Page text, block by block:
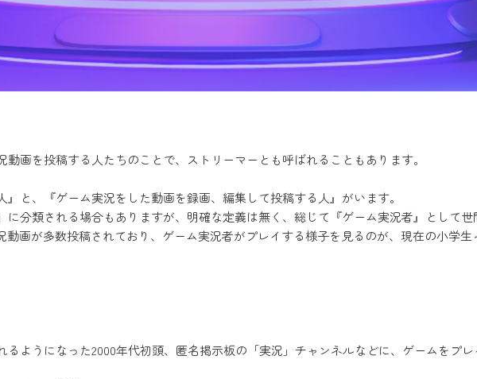
画を投稿する人たちのことで、ストリーマーとも呼ばれることもあります。
』と、『ゲーム実況をした動画を録画、編集して投稿する人』がいます。
分類される場合もありますが、明確な定義は無く、総じて『ゲーム実況者』として世
画が多数投稿されており、ゲーム実況者がプレイする様子を見るのが、現在の小学
ようになった2000年代初頭、匿名掲示板の「実況」チャンネルなどに、ゲームをプ